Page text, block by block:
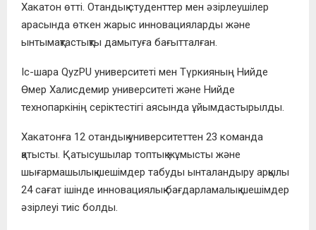
Хакатон өтті. Отандық студенттер мен әзірлеушілер
арасында өткен жарыс инновацияларды және
ынтымақтастықты дамытуға бағытталған.
Іс-шара QyzPU университеті мен Түркияның Нийде
Өмер Халисдемир университеті және Нийде
технопаркінің серіктестігі аясында ұйымдастырылды.
Хакатонға 12 отандық университеттен 23 команда
қатысты. Қатысушылар топтық жұмысты және
шығармашылық шешімдер табуды ынталандыру арқылы
24 сағат ішінде инновациялық бағдарламалық шешімдер
әзірлеуі тиіс болды.